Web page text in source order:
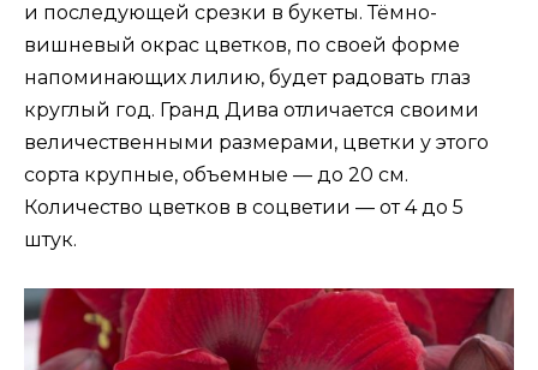
и последующей срезки в букеты. Тёмно-
вишневый окрас цветков, по своей форме
напоминающих лилию, будет радовать глаз
круглый год. Гранд Дива отличается своими
величественными размерами, цветки у этого
сорта крупные, объемные — до 20 см.
Количество цветков в соцветии — от 4 до 5
штук.